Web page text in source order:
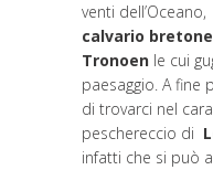
venti
calvario bretone
Tronoen le cui
paesaggio. A fine
di trovarci nel
peschereccio di
infatti che si può